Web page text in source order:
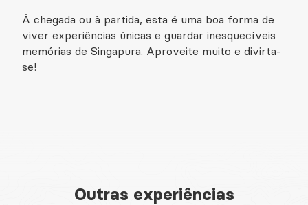
À chegada ou à partida, esta é uma boa forma de
viver experiências únicas e guardar inesquecíveis
memórias de Singapura. Aproveite muito e divirta-
se!
Outras experiências